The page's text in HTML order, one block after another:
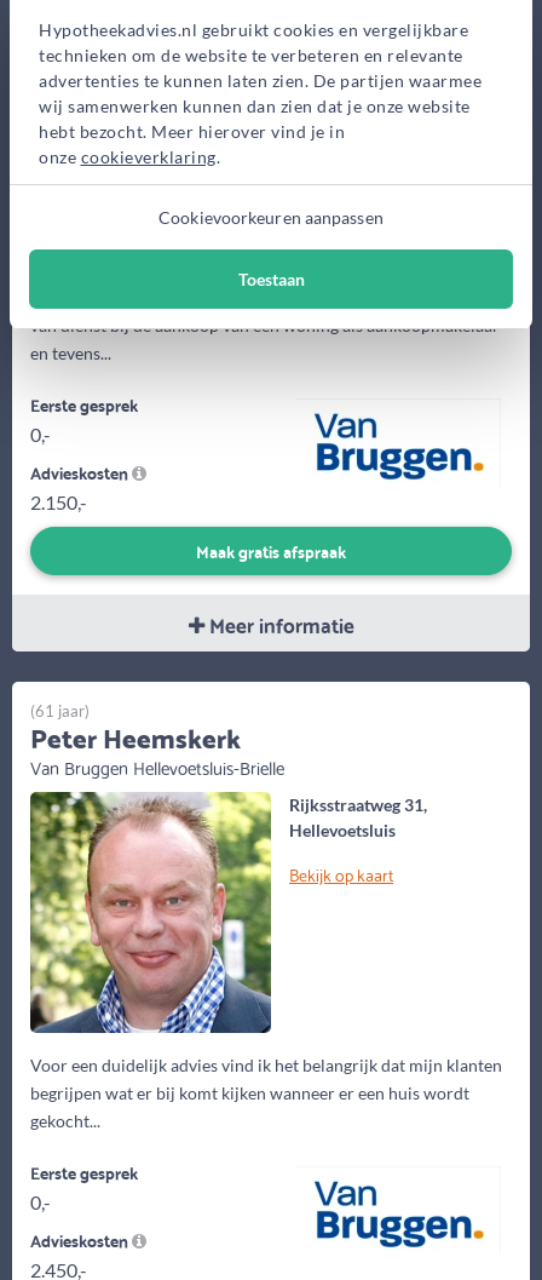
Hypotheekadvies.nl gebruikt cookies en vergelijkbare
technieken om de website te verbeteren en relevante
advertenties te kunnen laten zien. De partijen waarmee
wij samenwerken kunnen dan zien dat je onze website
hebt bezocht. Meer hierover vind je in
onze cookieverklaring.
Cookievoorkeuren aanpassen
Toestaan
Terborgh 14, Rijswijk
Bekijk op kaart
van dienst bij de aankoop van een woning als aankoopmakelaar
en tevens...
Eerste gesprek
0,-
Advieskosten
2.150,-
Maak gratis afspraak
Meer informatie
Rijksstraatweg 31,
Hellevoetsluis
Bekijk op kaart
Voor een duidelijk advies vind ik het belangrijk dat mijn klanten
begrijpen wat er bij komt kijken wanneer er een huis wordt
gekocht...
(61 jaar)
Peter Heemskerk
Van Bruggen Hellevoetsluis-Brielle
Eerste gesprek
0,-
Advieskosten
2.450,-